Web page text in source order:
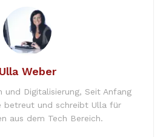
Ulla Weber
und Digitalisierung, Seit Anfang
betreut und schreibt Ulla für
aus dem Tech Bereich.